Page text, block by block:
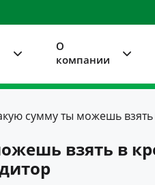
О
компании
взять в